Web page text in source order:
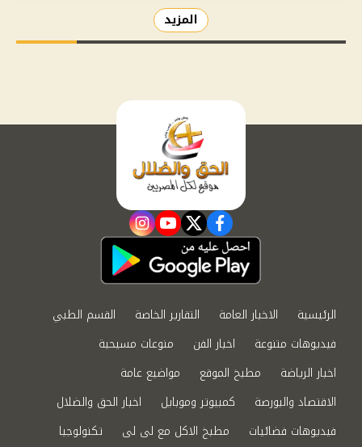
المزيد
facebook
twitter
youtube
instagram
الرئيسية الاخبار العامة التقارير الخاصة
القسم الطبي
فيديوهات متنوعة
اخبار الفن
منوعات مسيحية
اخبار الرياضة
مطبخ الموقع
مواضيع عامة
الاقتصاد والبورصة
كمبيوتر وموبايل
اخبار الحق والضلال
فيديوهات فضائيات
مطبخ الاكل مع لى لى تكنولوجيا